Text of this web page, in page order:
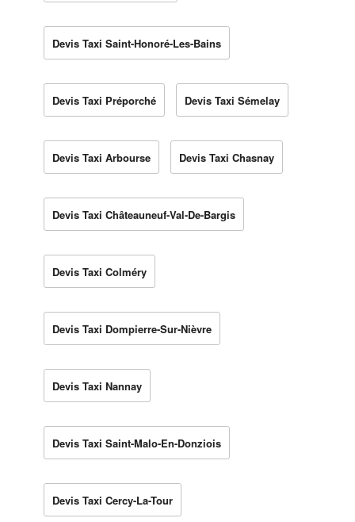
Devis Taxi Saint-Honoré-Les-Bains
Devis Taxi Préporché Devis Taxi Sémelay
Devis Taxi Arbourse Devis Taxi Chasnay
Devis Taxi Châteauneuf-Val-De-Bargis
Devis Taxi Colméry
Devis Taxi Dompierre-Sur-Nièvre
Devis Taxi Nannay
Devis Taxi Saint-Malo-En-Donziois
Devis Taxi Cercy-La-Tour